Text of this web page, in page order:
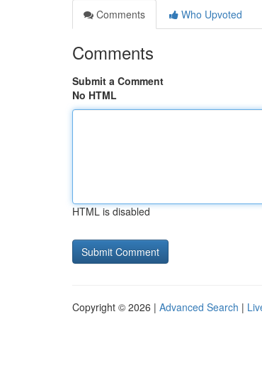
Comments
Who Upvoted
Comments
Submit a Comment
No HTML
HTML is disabled
Copyright © 2026 | Advanced Search |